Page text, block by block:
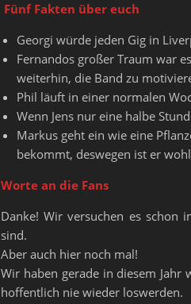
Fünf Fakten über euch
Georgi würde jeden Gig in
Fernandos großer Traum war
weiterhin, die Band zu
Phil läuft in einer normalen
Wenn Jens nur eine halbe
Markus geht ein wie eine
bekommt, deswegen ist er
Worte an die Fans
Danke! Wir versuchen es
sind.
Aber auch hier noch mal!
Wir haben gerade in diesem
hoffentlich nie wieder loswerden.